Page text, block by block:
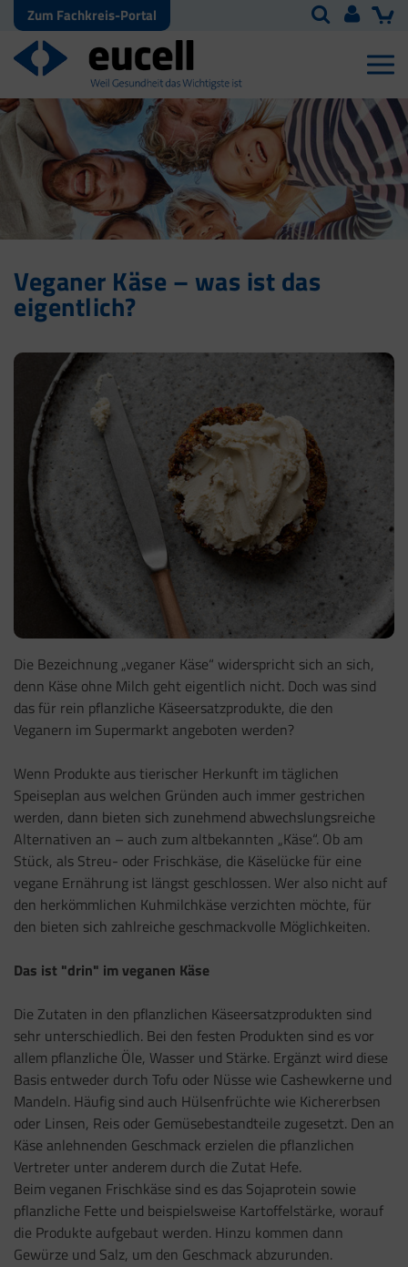
Zum Fachkreis-Portal
Veganer Käse – was ist das
eigentlich?
Die Bezeichnung „veganer Käse“ widerspricht sich an sich,
denn Käse ohne Milch geht eigentlich nicht. Doch was sind
das für rein pflanzliche Käseersatzprodukte, die den
Veganern im Supermarkt angeboten werden?
Wenn Produkte aus tierischer Herkunft im täglichen
Speiseplan aus welchen Gründen auch immer gestrichen
werden, dann bieten sich zunehmend abwechslungsreiche
Alternativen an – auch zum altbekannten „Käse“. Ob am
Stück, als Streu- oder Frischkäse, die Käselücke für eine
vegane Ernährung ist längst geschlossen. Wer also nicht auf
den herkömmlichen Kuhmilchkäse verzichten möchte, für
den bieten sich zahlreiche geschmackvolle Möglichkeiten.
Das ist "drin" im veganen Käse
Die Zutaten in den pflanzlichen Käseersatzprodukten sind
sehr unterschiedlich. Bei den festen Produkten sind es vor
allem pflanzliche Öle, Wasser und Stärke. Ergänzt wird diese
Basis entweder durch Tofu oder Nüsse wie Cashewkerne und
Mandeln. Häufig sind auch Hülsenfrüchte wie Kichererbsen
oder Linsen, Reis oder Gemüsebestandteile zugesetzt. Den an
Käse anlehnenden Geschmack erzielen die pflanzlichen
Vertreter unter anderem durch die Zutat Hefe.
Beim veganen Frischkäse sind es das Sojaprotein sowie
pflanzliche Fette und beispielsweise Kartoffelstärke, worauf
die Produkte aufgebaut werden. Hinzu kommen dann
Gewürze und Salz, um den Geschmack abzurunden.